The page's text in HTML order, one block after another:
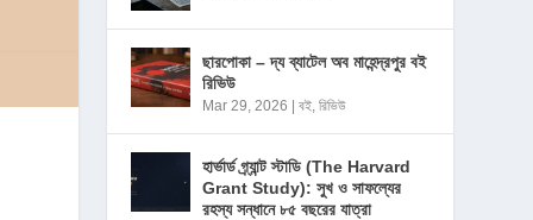
ছারপোকা – দ্য ব্যাটেল অব মাহেন্দ্রপুর বই
রিভিউ
Mar 29, 2026 |বই,রিভিউ
হার্ভার্ড গ্র্যান্ট স্টাডি (The Harvard
Grant Study): সুখ ও সাফল্যের
রহস্য সন্ধানে ৮৫ বছরের যাত্রা